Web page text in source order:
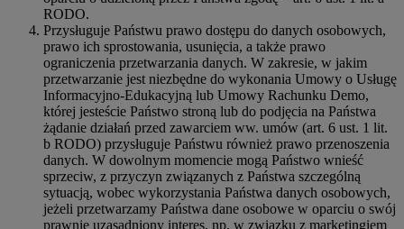
RODO.
Przysługuje Państwu prawo dostępu do danych osobowych,
prawo ich sprostowania, usunięcia, a także prawo
ograniczenia przetwarzania danych. W zakresie, w jakim
przetwarzanie jest niezbędne do wykonania Umowy o Usługę
Informacyjno-Edukacyjną lub Umowy Rachunku Demo,
której jesteście Państwo stroną lub do podjęcia na Państwa
żądanie działań przed zawarciem ww. umów (art. 6 ust. 1 lit.
b RODO) przysługuje Państwu również prawo przenoszenia
danych. W dowolnym momencie mogą Państwo wnieść
sprzeciw, z przyczyn związanych z Państwa szczególną
sytuacją, wobec wykorzystania Państwa danych osobowych,
jeżeli przetwarzamy Państwa dane osobowe w oparciu o swój
prawnie uzasadniony interes, np. w związku z marketingiem